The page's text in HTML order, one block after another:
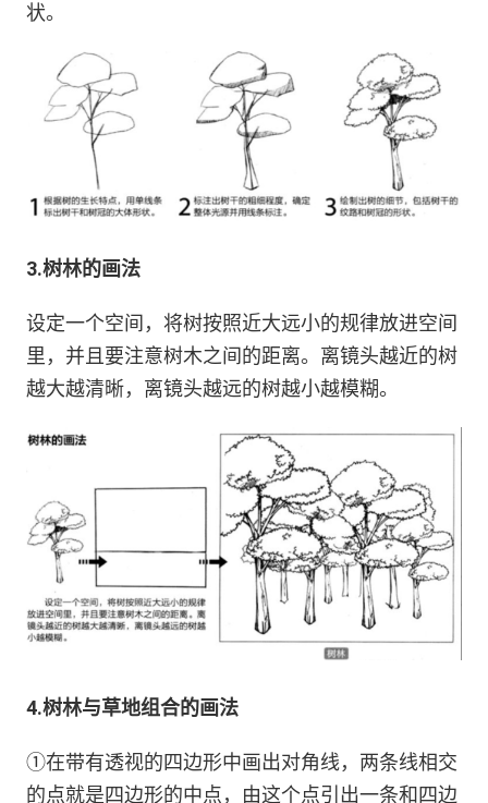
状。
3.树林的画法
设定一个空间，将树按照近大远小的规律放进空间
里，并且要注意树木之间的距离。离镜头越近的树
越大越清晰，离镜头越远的树越小越模糊。
4.树林与草地组合的画法
①在带有透视的四边形中画出对角线，两条线相交
的点就是四边形的中点，由这个点引出一条和四边